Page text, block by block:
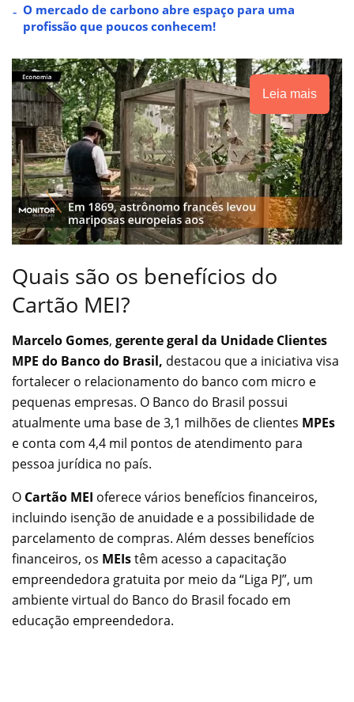
O mercado de carbono abre espaço para uma
profissão que poucos conhecem!
Leia mais
Quais são os benefícios do
Cartão MEI?
Marcelo Gomes, gerente geral da Unidade Clientes
MPE do Banco do Brasil, destacou que a iniciativa visa
fortalecer o relacionamento do banco com micro e
pequenas empresas. O Banco do Brasil possui
atualmente uma base de 3,1 milhões de clientes MPEs
e conta com 4,4 mil pontos de atendimento para
pessoa jurídica no país.
O Cartão MEI oferece vários benefícios financeiros,
incluindo isenção de anuidade e a possibilidade de
parcelamento de compras. Além desses benefícios
financeiros, os MEIstêm acesso a capacitação
empreendedora gratuita por meio da “Liga PJ”, um
ambiente virtual do Banco do Brasil focado em
educação empreendedora.